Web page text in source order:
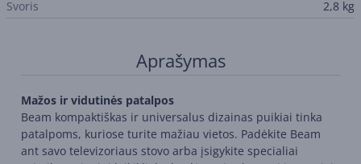
Svoris
2,8 kg
Aprašymas
Mažos ir vidutinės patalpos
Beam kompaktiškas ir universalus dizainas puikiai tinka
patalpoms, kuriose turite mažiau vietos. Padėkite Beam
ant savo televizoriaus stovo arba įsigykite specialiai